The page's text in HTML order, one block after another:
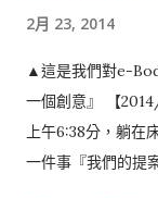
2月 23, 2014
▲這是我們對e-
一個創意』 【
上午6:38分，躺在
一件事『我們的提